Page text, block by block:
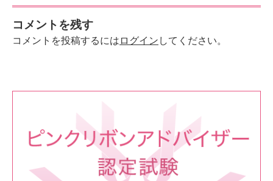
コメントを残す
コメントを投稿するには ログイン してください。